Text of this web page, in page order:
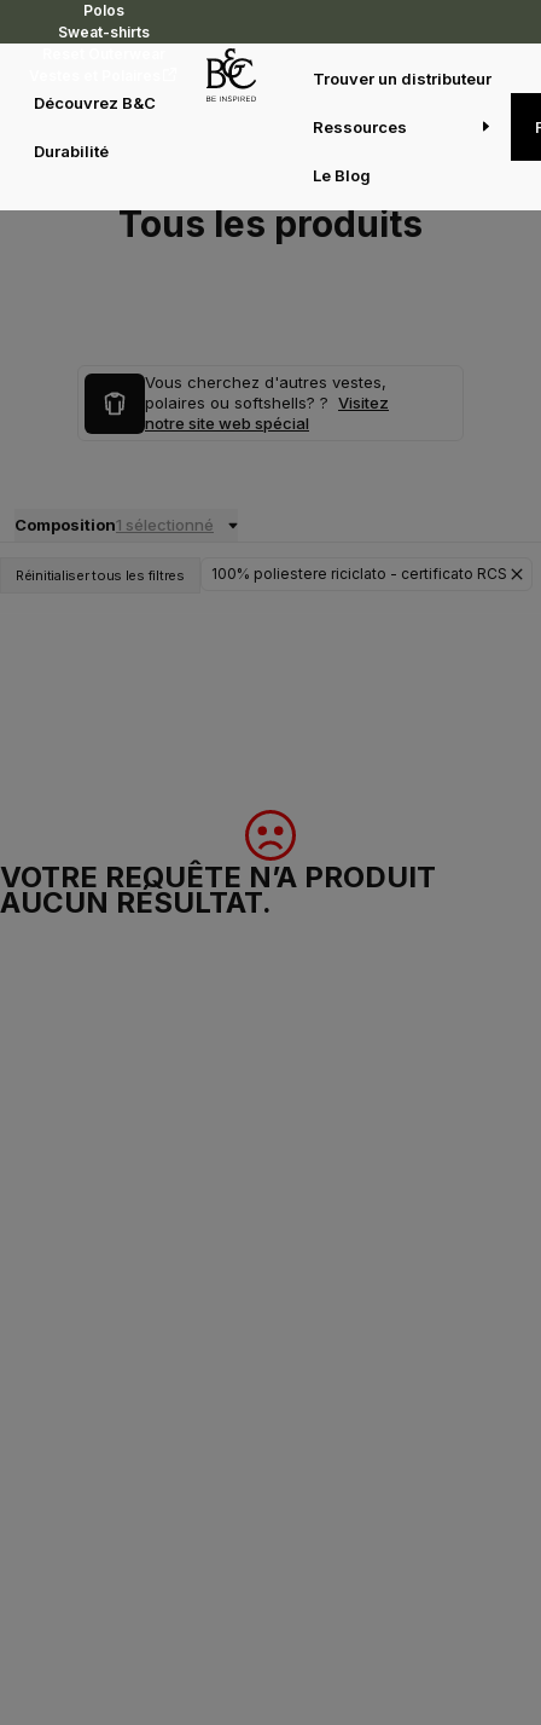
Polos
Sweat-shirts
Découvrez B&C
Durabilité
Trouver un distributeur
Ressources
Le Blog
Tous les produits
Vous cherchez d'autres vestes,
polaires ou softshells? ? Visitez
notre site web spécial
Composition1 sélectionné
Réinitialiser tous les filtres 100% poliestere riciclato - certificato RCS
VOTRE REQUÊTE N’A PRODUIT
AUCUN RÉSULTAT.